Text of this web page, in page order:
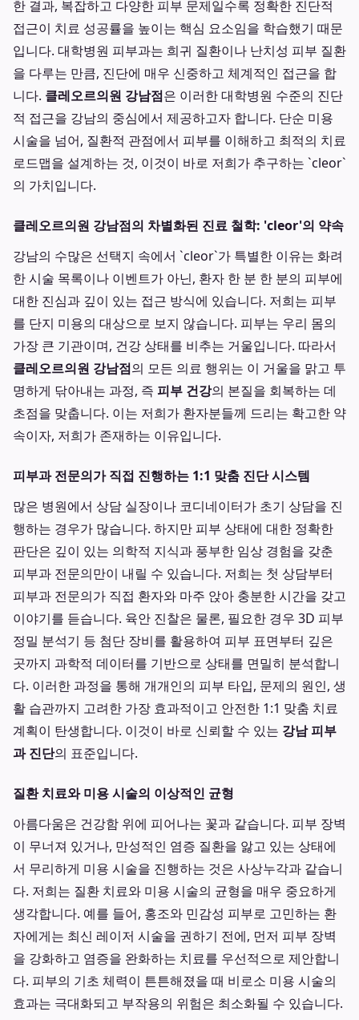
한 결과, 복잡하고 다양한 피부 문제일수록 정확한 진단적
접근이 치료 성공률을 높이는 핵심 요소임을 학습했기 때문
입니다. 대학병원 피부과는 희귀 질환이나 난치성 피부 질환
을 다루는 만큼, 진단에 매우 신중하고 체계적인 접근을 합
니다. 클레오르의원 강남점은 이러한 대학병원 수준의 진단
적 접근을 강남의 중심에서 제공하고자 합니다. 단순 미용
시술을 넘어, 질환적 관점에서 피부를 이해하고 최적의 치료
로드맵을 설계하는 것, 이것이 바로 저희가 추구하는 `cleor`
의 가치입니다.
클레오르의원 강남점의 차별화된 진료 철학: 'cleor'의 약속
강남의 수많은 선택지 속에서 `cleor`가 특별한 이유는 화려
한 시술 목록이나 이벤트가 아닌, 환자 한 분 한 분의 피부에
대한 진심과 깊이 있는 접근 방식에 있습니다. 저희는 피부
를 단지 미용의 대상으로 보지 않습니다. 피부는 우리 몸의
가장 큰 기관이며, 건강 상태를 비추는 거울입니다. 따라서
클레오르의원 강남점의 모든 의료 행위는 이 거울을 맑고 투
명하게 닦아내는 과정, 즉 피부 건강의 본질을 회복하는 데
초점을 맞춥니다. 이는 저희가 환자분들께 드리는 확고한 약
속이자, 저희가 존재하는 이유입니다.
피부과 전문의가 직접 진행하는 1:1 맞춤 진단 시스템
많은 병원에서 상담 실장이나 코디네이터가 초기 상담을 진
행하는 경우가 많습니다. 하지만 피부 상태에 대한 정확한
판단은 깊이 있는 의학적 지식과 풍부한 임상 경험을 갖춘
피부과 전문의만이 내릴 수 있습니다. 저희는 첫 상담부터
피부과 전문의가 직접 환자와 마주 앉아 충분한 시간을 갖고
이야기를 듣습니다. 육안 진찰은 물론, 필요한 경우 3D 피부
정밀 분석기 등 첨단 장비를 활용하여 피부 표면부터 깊은
곳까지 과학적 데이터를 기반으로 상태를 면밀히 분석합니
다. 이러한 과정을 통해 개개인의 피부 타입, 문제의 원인, 생
활 습관까지 고려한 가장 효과적이고 안전한 1:1 맞춤 치료
계획이 탄생합니다. 이것이 바로 신뢰할 수 있는 강남 피부
과 진단의 표준입니다.
질환 치료와 미용 시술의 이상적인 균형
아름다움은 건강함 위에 피어나는 꽃과 같습니다. 피부 장벽
이 무너져 있거나, 만성적인 염증 질환을 앓고 있는 상태에
서 무리하게 미용 시술을 진행하는 것은 사상누각과 같습니
다. 저희는 질환 치료와 미용 시술의 균형을 매우 중요하게
생각합니다. 예를 들어, 홍조와 민감성 피부로 고민하는 환
자에게는 최신 레이저 시술을 권하기 전에, 먼저 피부 장벽
을 강화하고 염증을 완화하는 치료를 우선적으로 제안합니
다. 피부의 기초 체력이 튼튼해졌을 때 비로소 미용 시술의
효과는 극대화되고 부작용의 위험은 최소화될 수 있습니다.